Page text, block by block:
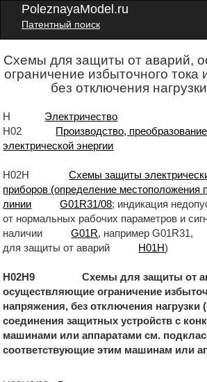
PoleznayaModel.ru
Патентный поиск
Схемы для защиты от аварий,
ограничение избыточного тока
без отключения
H Электричество
H02
Производство,
электрической энергии
H02H
Схемы защиты
приборов (определение местоположения
линии
G01R31/08; индикация
от нормальных рабочих параметров и
наличии
G01R, например G01R31,
для защиты от аварий
H01H)
H02H9 Схемы для защиты от
осуществляющие ограничение
напряжения, без отключения нагрузки
соединения защитных устройств с
машинами или аппаратами см.
соответствующие этим машинам или